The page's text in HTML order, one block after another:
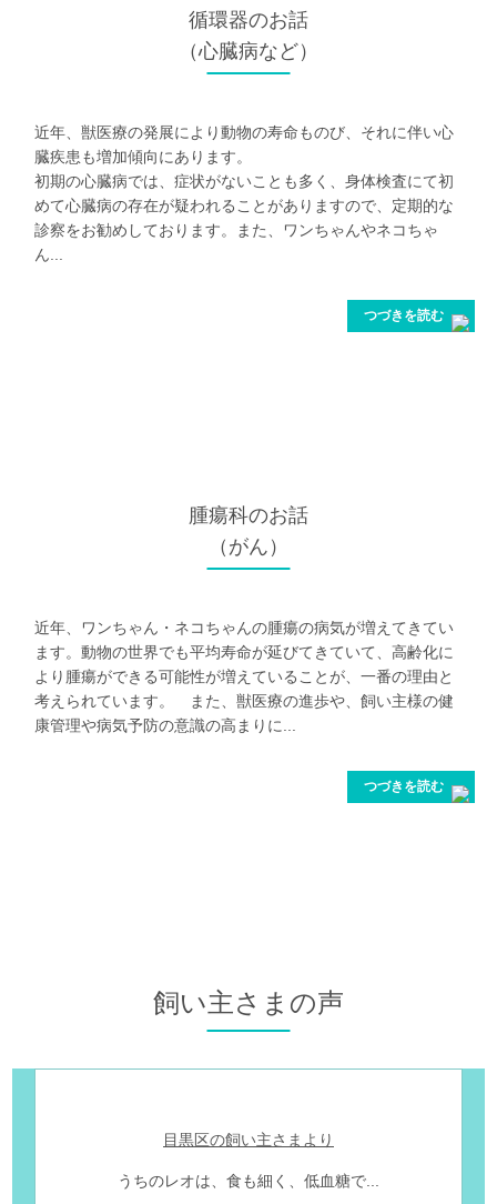
循環器のお話
（心臓病など）
近年、獣医療の発展により動物の寿命ものび、それに伴い心
臓疾患も増加傾向にあります。
初期の心臓病では、症状がないことも多く、身体検査にて初
めて心臓病の存在が疑われることがありますので、定期的な
診察をお勧めしております。また、ワンちゃんやネコちゃ
ん...
つづきを読む
腫瘍科のお話
（がん）
近年、ワンちゃん・ネコちゃんの腫瘍の病気が増えてきてい
ます。動物の世界でも平均寿命が延びてきていて、高齢化に
より腫瘍ができる可能性が増えていることが、一番の理由と
考えられています。 また、獣医療の進歩や、飼い主様の健
康管理や病気予防の意識の高まりに...
つづきを読む
飼い主さまの声
目黒区の飼い主さまより
うちのレオは、食も細く、低血糖で...